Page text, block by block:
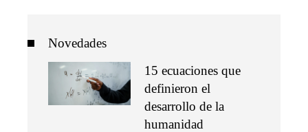
Novedades
15 ecuaciones que
definieron el
desarrollo de la
humanidad